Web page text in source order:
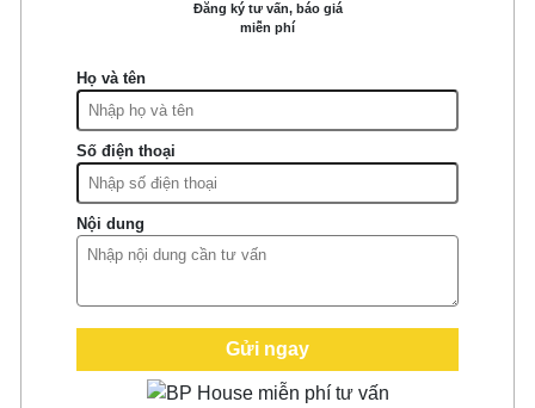
Đăng ký tư vấn, báo giá
miễn phí
Họ và tên
Số điện thoại
Nội dung